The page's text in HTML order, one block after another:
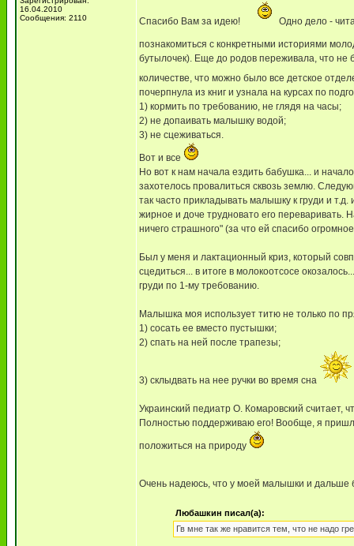
16.04.2010
Сообщения: 2110
Спасибо Вам за идею! Одно дело -
познакомиться с конкретными историями
бутылочек). Еще до родов переживала, что не
количестве, что можно было все детское
почерпнула из книг и узнала на курсах по
1) кормить по требованию, не глядя на часы;
2) не допаивать малышку водой;
3) не сцеживаться.
Вот и все
Но вот к нам начала ездить бабушка... и
захотелось провалиться сквозь землю.
так часто прикладывать малышку к груди и
жирное и доче трудновато его
ничего страшного" (за что ей спасибо
Был у меня и лактационный криз, который
сцедиться... в итоге в молокоотсосе
груди по 1-му требованию.
Малышка моя использует титю не только по
1) сосать ее вместо пустышки;
2) спать на ней после трапезы;
3) склыдвать на нее ручки во время сна
Украинский педиатр О. Комаровский считает,
Полностью поддерживаю его! Вообще, я
положиться на природу
Очень надеюсь, что у моей малышки и дальше
Любашкин писал(а):
Гв мне так же нравится тем, что не надо